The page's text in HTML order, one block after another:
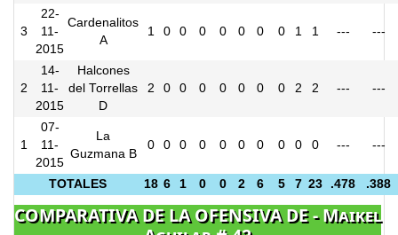
3
22-
11-
2015
Cardenalitos
A
1 0 0 0 0 0 0 0 1 1 --- ---
2
14-
11-
2015
Halcones
del Torrellas
D
2 0 0 0 0 0 0 0 2 2 --- ---
1
07-
11-
2015
La
Guzmana B
0 0 0 0 0 0 0 0 0 0 --- ---
TOTALES 18 6 1 0 0 2 6 5 7 23 .478 .388
COMPARATIVA DE LA OFENSIVA DE - Maikel